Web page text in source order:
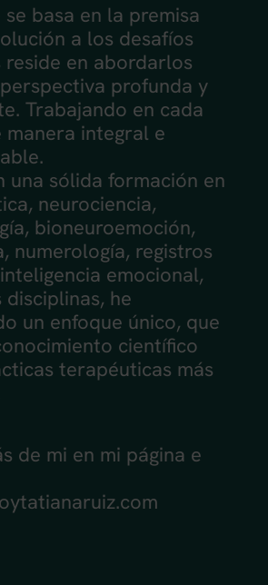
basa en la premisa
a los desafíos
reside en abordarlos
profunda y
Trabajando en cada
manera integral e
una sólida formación en
neurociencia,
bioneuroemoción,
numerología, registros
emocional,
he
un enfoque único, que
científico
terapéuticas más
de mi en mi página e